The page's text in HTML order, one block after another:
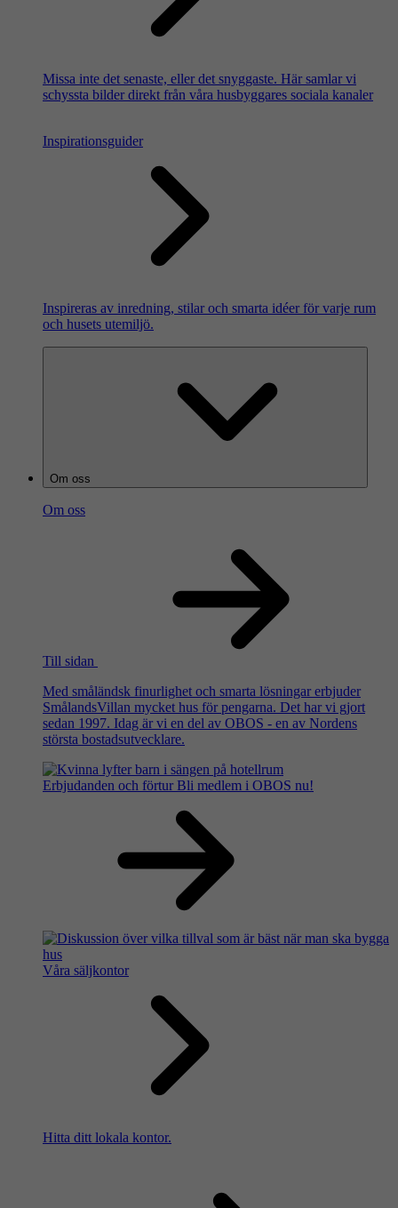
Missa inte det senaste, eller det snyggaste. Här samlar vi
schyssta bilder direkt från våra husbyggares sociala kanaler
Inspirationsguider
Inspireras av inredning, stilar och smarta idéer för varje rum
och husets utemiljö.
Om oss
Om oss
Till sidan
Med småländsk finurlighet och smarta lösningar erbjuder
SmålandsVillan mycket hus för pengarna. Det har vi gjort
sedan 1997. Idag är vi en del av OBOS - en av Nordens
största bostadsutvecklare.
Erbjudanden och förtur Bli medlem i OBOS nu!
Våra säljkontor
Hitta ditt lokala kontor.